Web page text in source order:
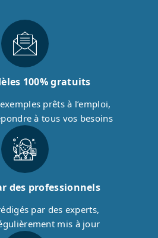
100% gratuits
prêts à l’emploi,
à tous vos besoins
des professionnels
par des experts,
mis à jour